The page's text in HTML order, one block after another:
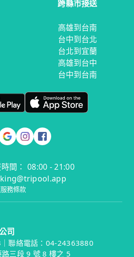
跨縣市接送
高雄到台南
台中到台北
台北到宜蘭
高雄到台中
台中到台南
間： 08:00 - 21:00
服務條款
司
聯絡電話：04-24363880
三段 9 號 8 樓之 5